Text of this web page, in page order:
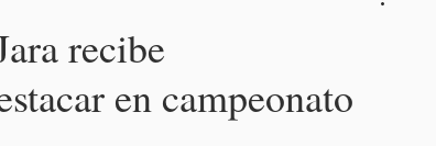
recibe
en campeonato